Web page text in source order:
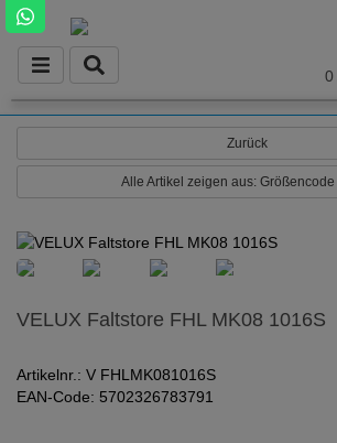
0
Zurück
Alle Artikel zeigen aus: Größencode
VELUX Faltstore FHL MK08 1016S
Artikelnr.: V FHLMK081016S
EAN-Code: 5702326783791